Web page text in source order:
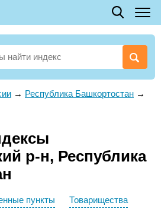
→ Республика Башкортостан →
р-н, Республика
пункты Товарищества